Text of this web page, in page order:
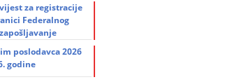
za registracije
Federalnog
poslodavca 2026
godine